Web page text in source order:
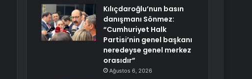
Kılıçdaroğlu’nun basın
danışmanı Sönmez:
“Cumhuriyet Halk
Partisi’nin genel başkanı
neredeyse genel merkez
orasıdır”
Ağustos 6, 2026